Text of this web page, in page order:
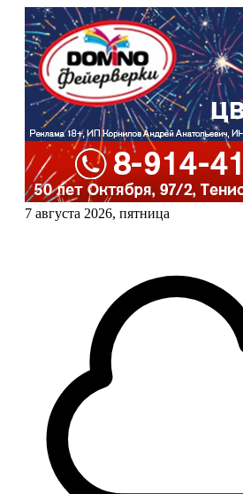
7 августа 2026, пятница